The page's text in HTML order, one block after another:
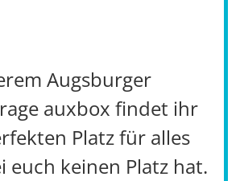
Augsburger
auxbox findet ihr
Platz für alles
euch keinen Platz hat.